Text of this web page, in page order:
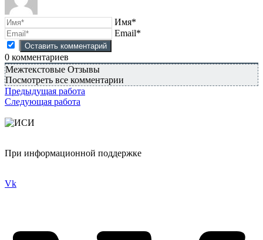
Имя*
Email*
0 комментариев
Межтекстовые Отзывы
Посмотреть все комментарии
Предыдущая работа
Следующая работа
При информационной поддержке
Vk